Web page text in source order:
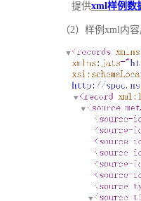
提供xml样例数
（2）样例xml内